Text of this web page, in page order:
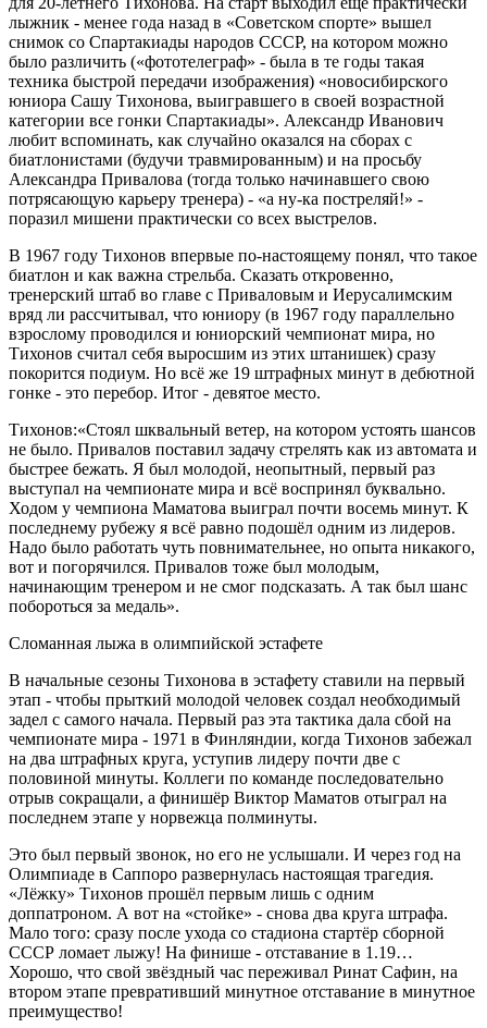
лыжник - менее года назад в «Советском спорте» вышел
снимок со Спартакиады народов СССР, на котором можно
было различить («фототелеграф» - была в те годы такая
техника быстрой передачи изображения) «новосибирского
юниора Сашу Тихонова, выигравшего в своей возрастной
категории все гонки Спартакиады». Александр Иванович
любит вспоминать, как случайно оказался на сборах с
биатлонистами (будучи травмированным) и на просьбу
Александра Привалова (тогда только начинавшего свою
потрясающую карьеру тренера) - «а ну-ка постреляй!» -
поразил мишени практически со всех выстрелов.
В 1967 году Тихонов впервые по-настоящему понял, что такое
биатлон и как важна стрельба. Сказать откровенно,
тренерский штаб во главе с Приваловым и Иерусалимским
вряд ли рассчитывал, что юниору (в 1967 году параллельно
взрослому проводился и юниорский чемпионат мира, но
Тихонов считал себя выросшим из этих штанишек) сразу
покорится подиум. Но всё же 19 штрафных минут в дебютной
гонке - это перебор. Итог - девятое место.
Тихонов:«Стоял шквальный ветер, на котором устоять шансов
не было. Привалов поставил задачу стрелять как из автомата и
быстрее бежать. Я был молодой, неопытный, первый раз
выступал на чемпионате мира и всё воспринял буквально.
Ходом у чемпиона Маматова выиграл почти восемь минут. К
последнему рубежу я всё равно подошёл одним из лидеров.
Надо было работать чуть повнимательнее, но опыта никакого,
вот и погорячился. Привалов тоже был молодым,
начинающим тренером и не смог подсказать. А так был шанс
побороться за медаль».
Сломанная лыжа в олимпийской эстафете
В начальные сезоны Тихонова в эстафету ставили на первый
этап - чтобы прыткий молодой человек создал необходимый
задел с самого начала. Первый раз эта тактика дала сбой на
чемпионате мира - 1971 в Финляндии, когда Тихонов забежал
на два штрафных круга, уступив лидеру почти две с
половиной минуты. Коллеги по команде последовательно
отрыв сокращали, а финишёр Виктор Маматов отыграл на
последнем этапе у норвежца полминуты.
Это был первый звонок, но его не услышали. И через год на
Олимпиаде в Саппоро развернулась настоящая трагедия.
«Лёжку» Тихонов прошёл первым лишь с одним
доппатроном. А вот на «стойке» - снова два круга штрафа.
Мало того: сразу после ухода со стадиона стартёр сборной
СССР ломает лыжу! На финише - отставание в 1.19…
Хорошо, что свой звёздный час переживал Ринат Сафин, на
втором этапе превративший минутное отставание в минутное
преимущество!